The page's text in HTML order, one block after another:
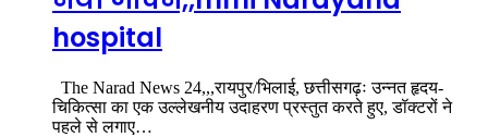
hospital
The Narad News 24,,,रायपुर/भिलाई, छत्तीसगढ़ः उन्नत हृदय-
चिकित्सा का एक उल्लेखनीय उदाहरण प्रस्तुत करते हुए, डॉक्टरों ने
पहले से लगाए…